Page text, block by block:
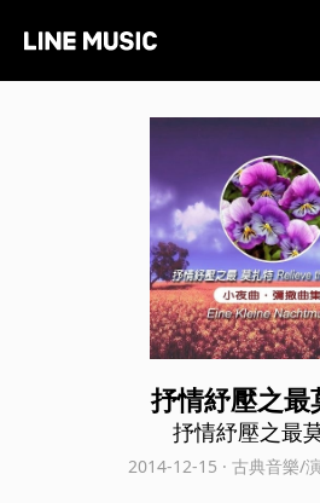
抒情紓壓之最
抒情紓壓之最
2014-12-15 · 古典音樂/